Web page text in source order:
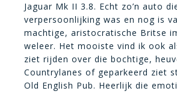
Jaguar Mk II 3.8. Echt zo’n auto
verpersoonlijking was en nog is
machtige, aristocratische Britse
weleer. Het mooiste vind ik ook
ziet rijden over die bochtige,
Countrylanes of geparkeerd ziet
Old English Pub. Heerlijk die